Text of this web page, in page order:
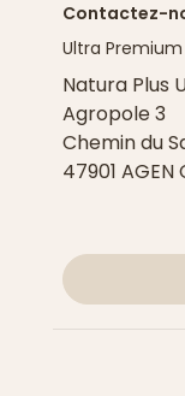
Contactez-
Ultra
Natura Plus
Agropole 3
Chemin du
47901 AGEN